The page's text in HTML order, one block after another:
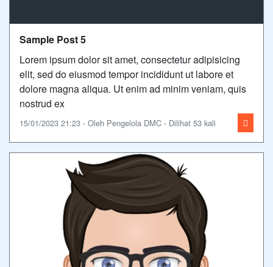
Sample Post 5
Lorem ipsum dolor sit amet, consectetur adipisicing
elit, sed do eiusmod tempor incididunt ut labore et
dolore magna aliqua. Ut enim ad minim veniam, quis
nostrud ex
15/01/2023 21:23 - Oleh Pengelola DMC - Dilihat 53 kali